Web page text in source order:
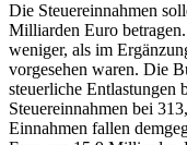
Die Steuereinnahmen
Milliarden Euro
weniger, als im
vorgesehen waren. Die
steuerliche Entlastungen
Steuereinnahmen bei
Einnahmen fallen